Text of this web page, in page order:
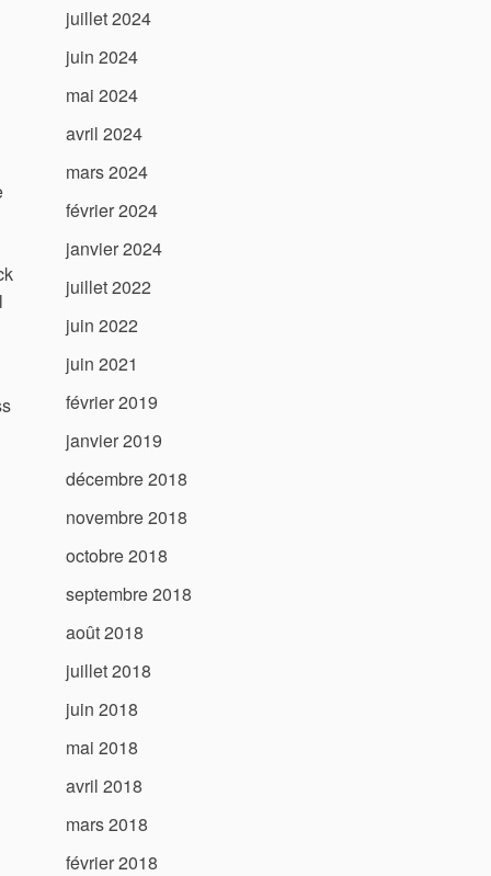
juillet 2024
juin 2024
mai 2024
avril 2024
mars 2024
février 2024
janvier 2024
juillet 2022
juin 2022
juin 2021
février 2019
janvier 2019
décembre 2018
novembre 2018
octobre 2018
septembre 2018
août 2018
juillet 2018
juin 2018
mai 2018
avril 2018
mars 2018
février 2018